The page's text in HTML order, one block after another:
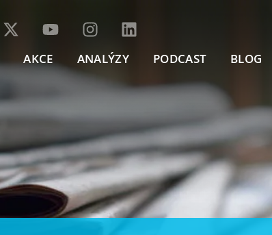
AKCE ANALÝZY PODCAST BLOG